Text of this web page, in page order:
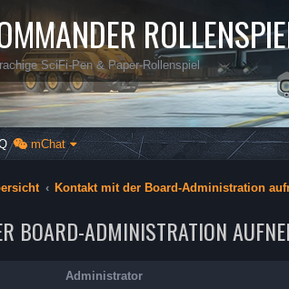
SciFi-Pen & Paper-Rollenspiel
mChat
Kontakt mit der Board-Administration
BOARD-ADMINISTRATION
Administrator